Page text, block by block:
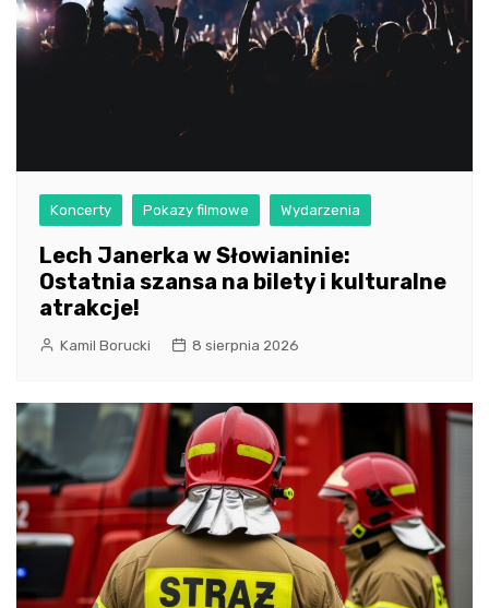
Koncerty Pokazy filmowe Wydarzenia
Lech Janerka w Słowianinie:
Ostatnia szansa na bilety i kulturalne
atrakcje!
Kamil Borucki 8 sierpnia 2026